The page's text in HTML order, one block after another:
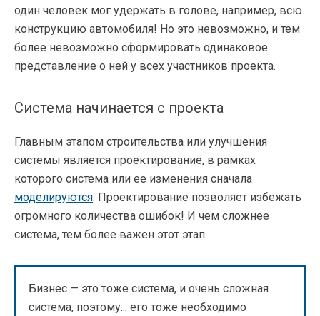
один человек мог удержать в голове, например, всю
конструкцию автомобиля! Но это невозможно, и тем
более невозможно сформировать одинаковое
представление о ней у всех участников проекта.
Система начинается с проекта
Главным этапом строительства или улучшения
системы является проектирование, в рамках
которого система или ее изменения сначала
моделируются. Проектирование позволяет избежать
огромного количества ошибок! И чем сложнее
система, тем более важен этот этап.
Бизнес — это тоже система, и очень сложная
система, поэтому... его тоже необходимо